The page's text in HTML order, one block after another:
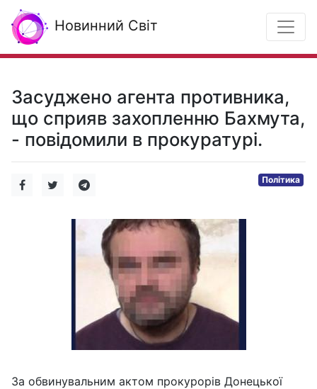
Новинний Світ
Засуджено агента противника,
що сприяв захопленню Бахмута,
- повідомили в прокуратурі.
Політика
За обвинувальним актом прокурорів Донецької